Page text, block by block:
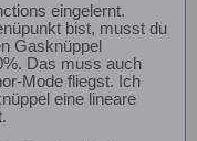
eingelernt.
bist, musst du
Gasknüppel
Das muss auch
Mode fliegst. Ich
eine lineare